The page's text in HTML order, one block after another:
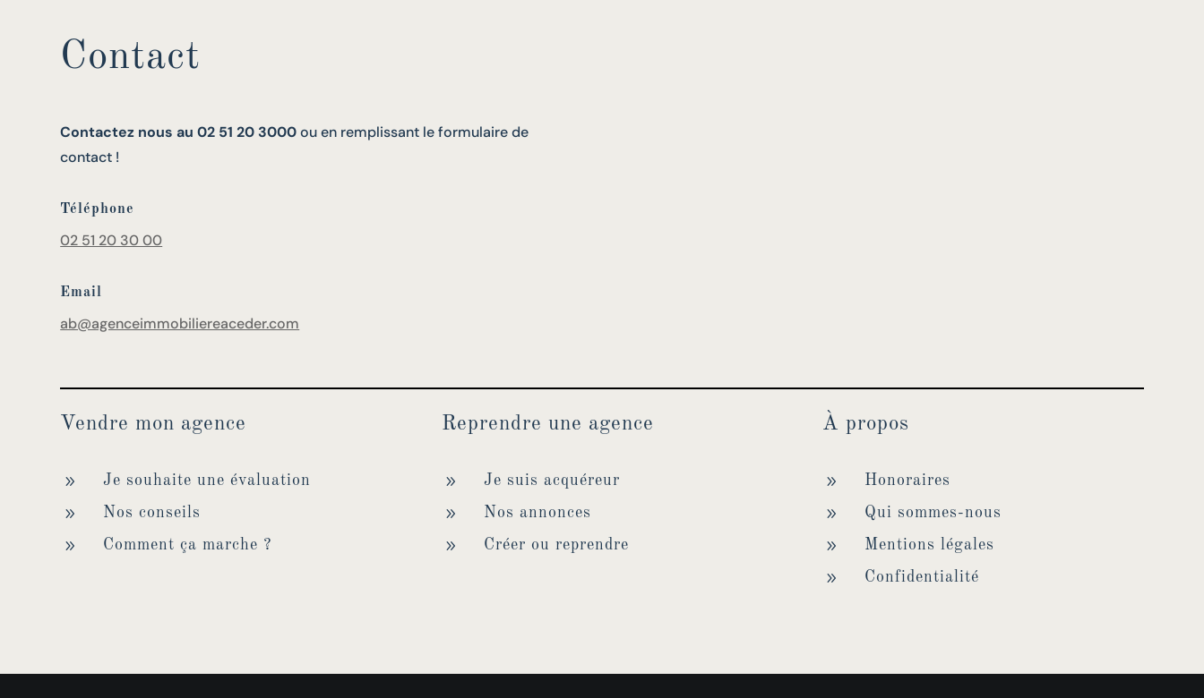
Contact
Contactez nous au 02 51 20 3000ou en remplissant le formulaire de
contact !
Téléphone
02 51 20 30 00
Email
ab@agenceimmobiliereaceder.com
Vendre mon agence
9 Je souhaite une évaluation
9 Nos conseils
9 Comment ça marche ?
Reprendre une agence
9 Je suis acquéreur
9 Nos annonces
9 Créer ou reprendre
À propos
9 Honoraires
9 Qui sommes-nous
9 Mentions légales
9 Confidentialité